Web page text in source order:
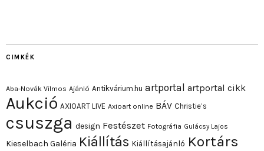
CIMKÉK
Aba-Novák Vilmos Ajánló Antikvárium.hu artportal artportal cikk
Aukció AXIOART LIVE Axioart online BÁV Christie’s
csuszga design Festészet Fotográfia Gulácsy Lajos
Kieselbach Galéria Kiállítás Kiállításajánló Kortárs